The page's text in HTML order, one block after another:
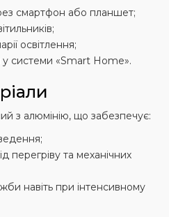
смартфон або планшет;
освітлення;
у системи «Smart Home».
з алюмінію, що забезпечує:
перегріву та механічних
навіть при інтенсивному